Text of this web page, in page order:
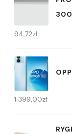
94,72zł
1 399,00zł